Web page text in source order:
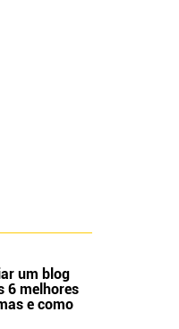
um blog
6 melhores
e como